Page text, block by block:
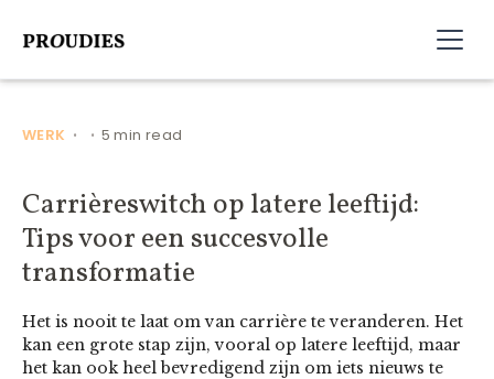
WERK • • 5 min read
Carrièreswitch op latere leeftijd:
Tips voor een succesvolle
transformatie
Het is nooit te laat om van carrière te veranderen. Het
kan een grote stap zijn, vooral op latere leeftijd, maar
het kan ook heel bevredigend zijn om iets nieuws te